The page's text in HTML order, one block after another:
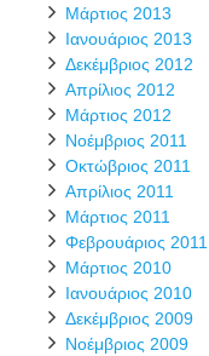
Μάρτιος 2013
Ιανουάριος 2013
Δεκέμβριος 2012
Απρίλιος 2012
Μάρτιος 2012
Νοέμβριος 2011
Οκτώβριος 2011
Απρίλιος 2011
Μάρτιος 2011
Φεβρουάριος 2011
Μάρτιος 2010
Ιανουάριος 2010
Δεκέμβριος 2009
Νοέμβριος 2009